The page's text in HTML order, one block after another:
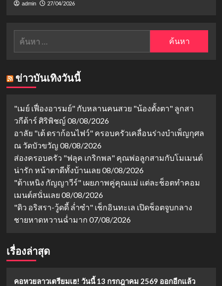
admin 27/04/2026
ค้นหา
ข่าวบันเทิงวันนี้
"เมย์ เฟื่องอารมย์" กับหลานคนสวย "น้องตั้งตา" ลูกสา
วกีต้าร์ ศิริพิชญ์ 08/08/2026
อาลัย "เต้ ดราก้อนไฟว์" ครอบครัวเคลื่อนร่างบำเพ็ญกุศล
ณ วัดบัวขวัญ 08/08/2026
ส่องครอบครัว "ฟลุค เกริกพล" คุณพ่อลูกสามกับโมเมนต์
น่ารัก หน้าตาดีทั้งบ้านเลย 08/08/2026
"ต้าเหนิง กัญญาวีร์" เผยภาพคู่คุณแม่ แต่ละช็อตทำคอม
เมนต์สนั่นเลย 08/08/2026
"ดิว อริสรา-วู้ดดี้ ล่ำซำ" เช็กอินทะเล เปิดช็อตจูบกลาง
ชายหาดหวานฉ่ำมาก 07/08/2026
เรื่องล่าสุด
คอหวยลาวเตรียมเฮ! วันนี้ 13 กรกฎาคม 2569 ออกอีกแล้ว